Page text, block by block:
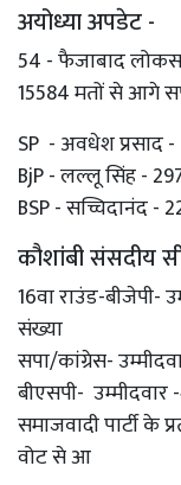
अयोध्या अपडेट -
54 - फैजाबाद
15584 मतों से आगे
SP - अवधेश प्रसाद -
BjP - लल्लू सिंह -
BSP - सच्चिदानंद -
कौशांबी संसदीय
16वा राउंड-बीजेपी-
संख्या
सपा/कांग्रेस-
बीएसपी-
समाजवादी पार्टी के
वोट से आ